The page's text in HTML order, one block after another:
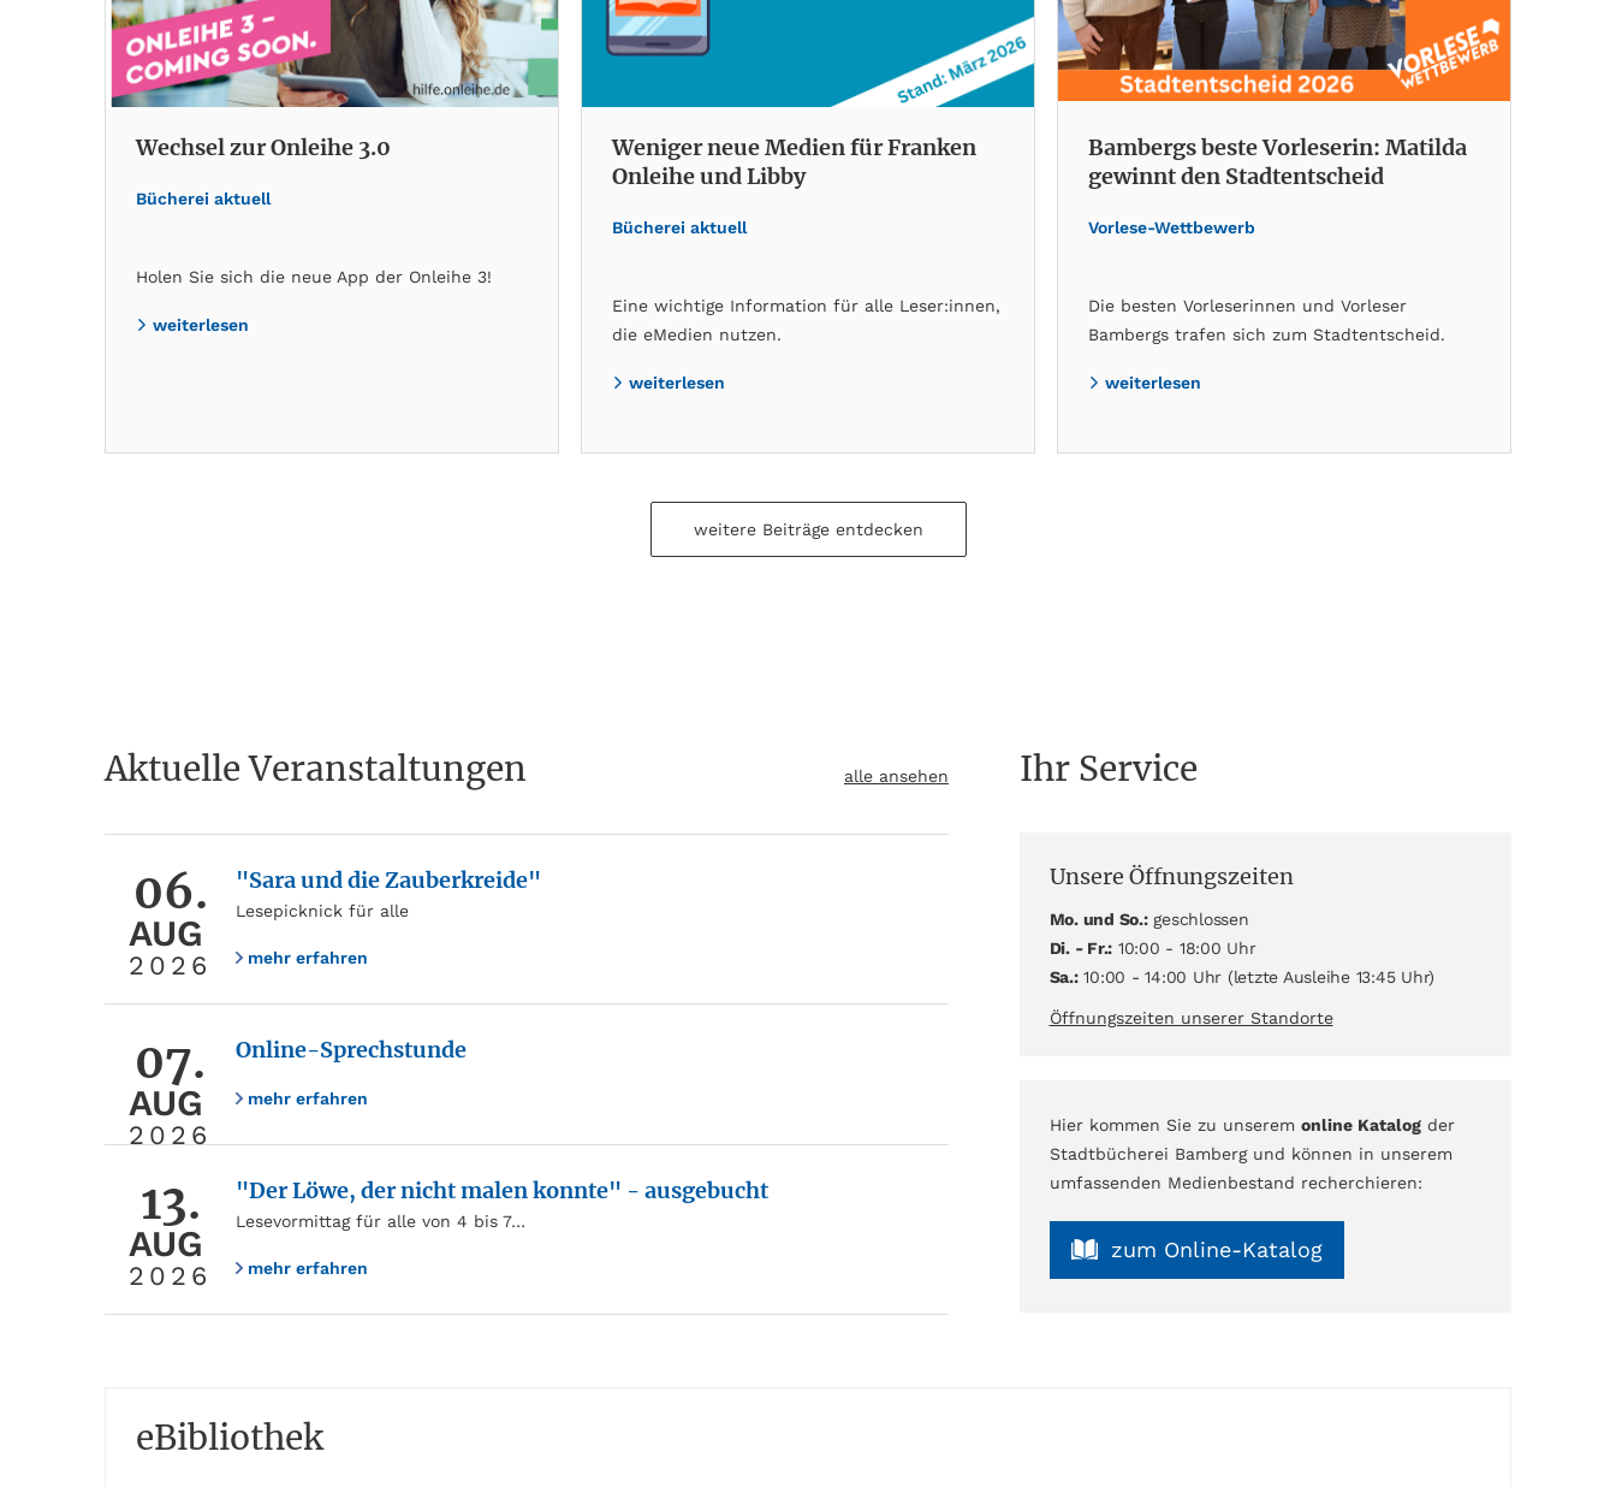
Wechsel zur Onleihe 3.0
Bücherei aktuell
Holen Sie sich die neue App der Onleihe 3!
weiterlesen
Weniger neue Medien für Franken
Onleihe und Libby
Bücherei aktuell
Eine wichtige Information für alle Leser:innen,
die eMedien nutzen.
weiterlesen
Bambergs beste Vorleserin: Matilda
gewinnt den Stadtentscheid
Vorlese-Wettbewerb
Die besten Vorleserinnen und Vorleser
Bambergs trafen sich zum Stadtentscheid.
weiterlesen
weitere Beiträge entdecken
Ihr Service
Unsere Öffnungszeiten
Mo. und So.:geschlossen
Di. - Fr.: 10:00 - 18:00 Uhr
Sa.:10:00 - 14:00 Uhr (letzte Ausleihe 13:45 Uhr)
Öffnungszeiten unserer Standorte
Hier kommen Sie zu unserem online Katalogder
Stadtbücherei Bamberg und können in unserem
umfassenden Medienbestand recherchieren:
zum Online-Katalog
Aktuelle Veranstaltungen alle ansehen
06.
AUG
2026
"Sara und die Zauberkreide"
Lesepicknick für alle
mehr erfahren
07.
AUG
2026
Online-Sprechstunde
mehr erfahren
13.
AUG
2026
"Der Löwe, der nicht malen konnte" - ausgebucht
Lesevormittag für alle von 4 bis 7…
mehr erfahren
eBibliothek